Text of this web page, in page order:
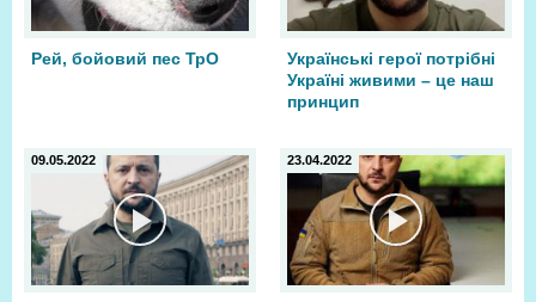
Рей, бойовий пес ТрО
Українські герої потрібні
Україні живими – це наш
принцип
09.05.2022 23.04.2022